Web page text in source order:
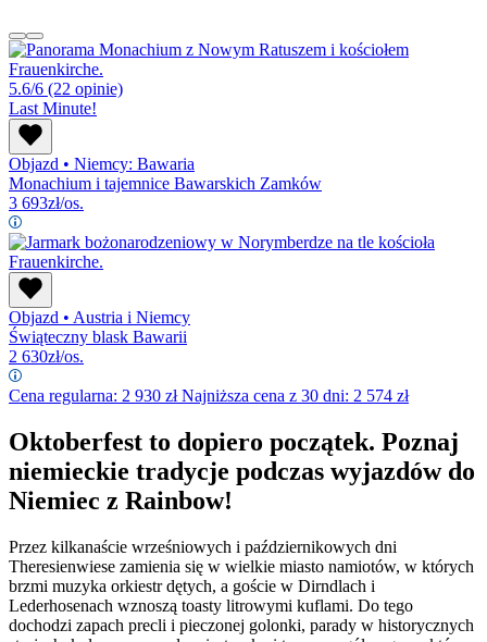
5.6/6 (22 opinie)
Last Minute!
Objazd • Niemcy: Bawaria
Monachium i tajemnice Bawarskich Zamków
3 693zł/os.
Objazd • Austria i Niemcy
Świąteczny blask Bawarii
2 630zł/os.
Cena regularna: 2 930 złNajniższa cena z 30 dni: 2 574 zł
Oktoberfest to dopiero początek. Poznaj
niemieckie tradycje podczas wyjazdów do
Niemiec z Rainbow!
Przez kilkanaście wrześniowych i październikowych dni
Theresienwiese zamienia się w wielkie miasto namiotów, w których
brzmi muzyka orkiestr dętych, a goście w Dirndlach i
Lederhosenach wznoszą toasty litrowymi kuflami. Do tego
dochodzi zapach precli i pieczonej golonki, parady w historycznych